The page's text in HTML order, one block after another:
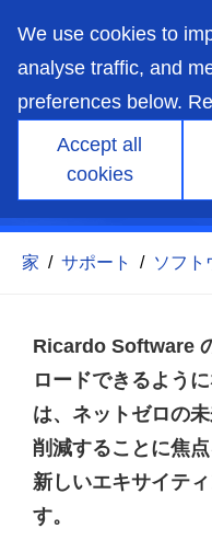
We use cookies to
analyse traffic, and
preferences below.
Accept all
cookies
main
content
リカルド ソ
2022.2
家 / サポート / ソフト
Ricardo Software
ロードできるよう
は、ネットゼロの
削減することに焦
新しいエキサイテ
す。